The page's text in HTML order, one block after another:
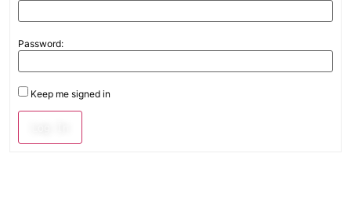
Password:
Keep me signed in